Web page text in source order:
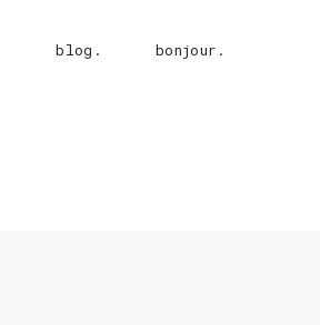
blog. bonjour.